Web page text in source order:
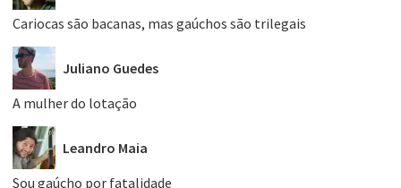
Cariocas são bacanas, mas gaúchos são trilegais
Juliano Guedes
A mulher do lotação
Leandro Maia
Sou gaúcho por fatalidade